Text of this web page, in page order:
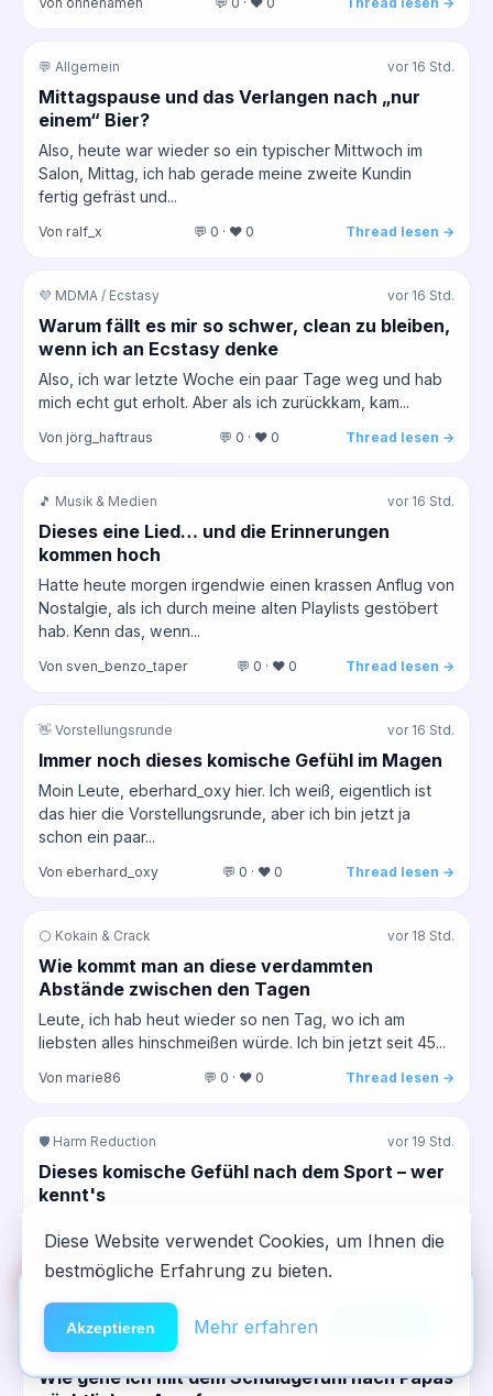
💬 Allgemein vor 16 Std.
Mittagspause und das Verlangen nach „nur
einem“ Bier?
Also, heute war wieder so ein typischer Mittwoch im
Salon, Mittag, ich hab gerade meine zweite Kundin
fertig gefräst und...
Von ralf_x 💬 0 · ❤️ 0 Thread lesen →
💜 MDMA / Ecstasy vor 16 Std.
Warum fällt es mir so schwer, clean zu bleiben,
wenn ich an Ecstasy denke
Also, ich war letzte Woche ein paar Tage weg und hab
mich echt gut erholt. Aber als ich zurückkam, kam...
Von jörg_haftraus 💬 0 · ❤️ 0 Thread lesen →
🎵 Musik & Medien vor 16 Std.
Dieses eine Lied… und die Erinnerungen
kommen hoch
Hatte heute morgen irgendwie einen krassen Anflug von
Nostalgie, als ich durch meine alten Playlists gestöbert
hab. Kenn das, wenn...
Von sven_benzo_taper 💬 0 · ❤️ 0 Thread lesen →
👋 Vorstellungsrunde vor 16 Std.
Immer noch dieses komische Gefühl im Magen
Moin Leute, eberhard_oxy hier. Ich weiß, eigentlich ist
das hier die Vorstellungsrunde, aber ich bin jetzt ja
schon ein paar...
Von eberhard_oxy 💬 0 · ❤️ 0 Thread lesen →
⚪ Kokain & Crack vor 18 Std.
Wie kommt man an diese verdammten
Abstände zwischen den Tagen
Leute, ich hab heut wieder so nen Tag, wo ich am
liebsten alles hinschmeißen würde. Ich bin jetzt seit 45...
Von marie86 💬 0 · ❤️ 0 Thread lesen →
🛡️ Harm Reduction vor 19 Std.
Dieses komische Gefühl nach dem Sport – wer
kennt's
lauf ich ja echt viel, das hilft mir echt, diese...
Von 03_peter 💬 0 · ❤️ 0
🧠 Psyche & Dualdiagnosen
Wie gehe ich mit dem Schuldgefühl nach Papas
🆘Hilfe
NeelixberliN auf dem Homescreen —
wie eine echte App.
Diese Website verwendet Cookies, um Ihnen die
bestmögliche Erfahrung zu bieten.
Akzeptieren Mehr erfahren